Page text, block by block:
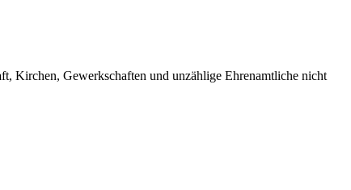
Kirchen, Gewerkschaften und unzählige Ehrenamtliche nicht